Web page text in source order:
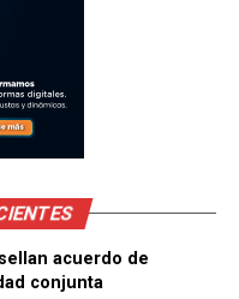
acuerdo de
conjunta